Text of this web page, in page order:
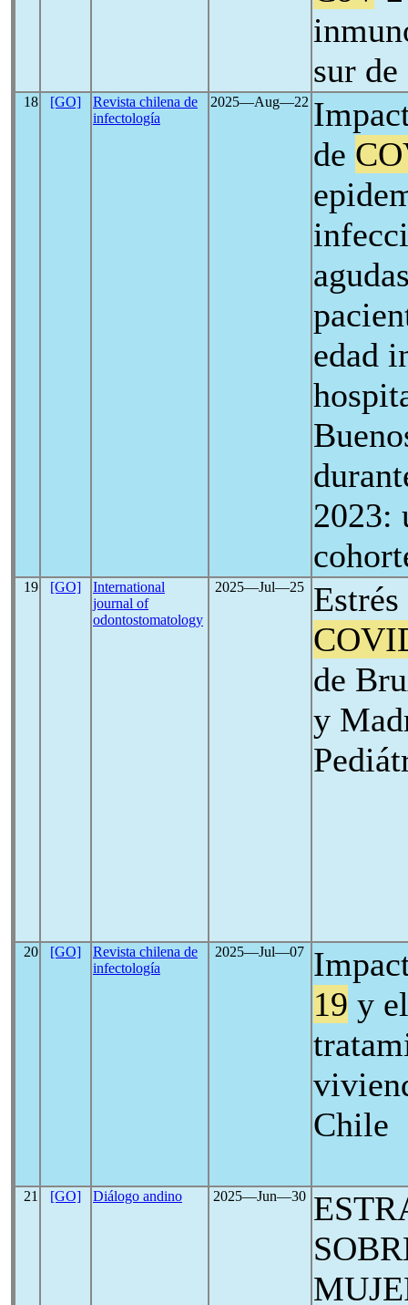
sur
18 [GO]
Revista chilena de
infectología
2025―Aug―22
de
edad
2023:
19 [GO]
International
journal of
odontostomatology
2025―Jul―25
de
y
20 [GO]
Revista chilena de
infectología
2025―Jul―07
19 y
Chile
21 [GO] Diálogo andino 2025―Jun―30